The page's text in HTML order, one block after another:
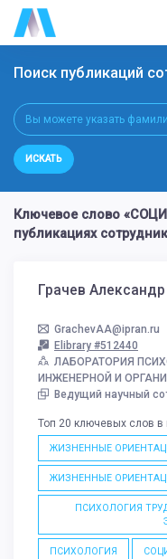
Поиск публикаций
ИСКАТЬ
Ключевое слово
публикациях
Грачев
GrachevAA@ipran.ru
Elibrary #512440
ЛАБОРАТОРИЯ
ИНЖЕНЕРНОЙ И
Ведущий научный
Топ 20 ключевых слов в
ЖИЗНЕННЫЕ
ЖИЗНЕННЫЕ
ПСИХОЛОГИЯ
ПСИХОЛОГИЯ